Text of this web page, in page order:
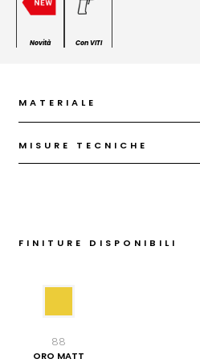
Novità Con VITI
MATERIALE
MISURE TECNICHE
FINITURE DISPONIBILI
88
ORO MATT